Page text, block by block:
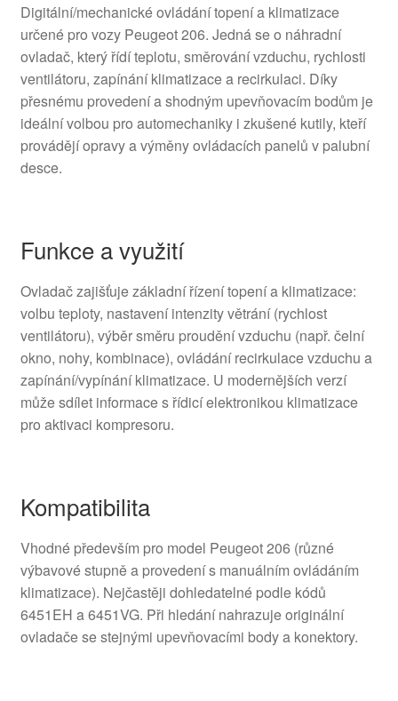
Digitální/mechanické ovládání topení a klimatizace
určené pro vozy Peugeot 206. Jedná se o náhradní
ovladač, který řídí teplotu, směrování vzduchu, rychlosti
ventilátoru, zapínání klimatizace a recirkulaci. Díky
přesnému provedení a shodným upevňovacím bodům je
ideální volbou pro automechaniky i zkušené kutily, kteří
provádějí opravy a výměny ovládacích panelů v palubní
desce.
Funkce a využití
Ovladač zajišťuje základní řízení topení a klimatizace:
volbu teploty, nastavení intenzity větrání (rychlost
ventilátoru), výběr směru proudění vzduchu (např. čelní
okno, nohy, kombinace), ovládání recirkulace vzduchu a
zapínání/vypínání klimatizace. U modernějších verzí
může sdílet informace s řídicí elektronikou klimatizace
pro aktivaci kompresoru.
Kompatibilita
Vhodné především pro model Peugeot 206 (různé
výbavové stupně a provedení s manuálním ovládáním
klimatizace). Nejčastěji dohledatelné podle kódů
6451EH a 6451VG. Při hledání nahrazuje originální
ovladače se stejnými upevňovacími body a konektory.